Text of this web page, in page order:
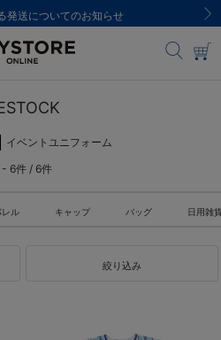
発送についてのお知らせ
イベントユニフォーム
- 6件 / 6件
レル キャップ バッグ 日用雑
絞り込み